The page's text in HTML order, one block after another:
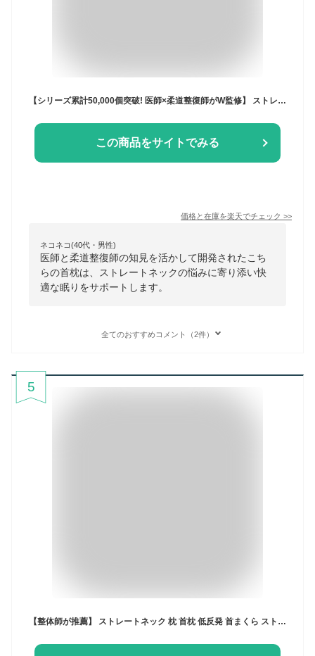
【シリーズ累計50,000個突破! 医師×柔道整復師がW監修】 ストレートネック 枕 首枕 首まくら 矯正枕 首 マッサージ 首ストレッチ 器具 ストレッチ枕 首こり スマホ首 頚椎 牽引 自宅 伸ばす 解消グッズ 健康グッズ
この商品をサイトでみる
価格と在庫を楽天でチェック >>
ネコネコ(40代・男性)
医師と柔道整復師の知見を活かして開発されたこち
らの首枕は、ストレートネックの悩みに寄り添い快
適な眠りをサポートします。
全てのおすすめコメント（2件）
5
【整体師が推薦】 ストレートネック 枕 首枕 低反発 首まくら ストレートネック 矯正 改善 ストレートネック用枕 肩こり 首こり ネック 枕 ストレッチ ストレート ネック グッズ くびまくら CHURACY 送料無料